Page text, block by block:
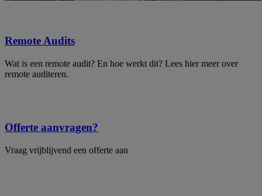
Remote Audits
Wat is een remote audit? En hoe werkt dit? Lees hier meer over
remote auditeren.
Offerte aanvragen?
Vraag vrijblijvend een offerte aan